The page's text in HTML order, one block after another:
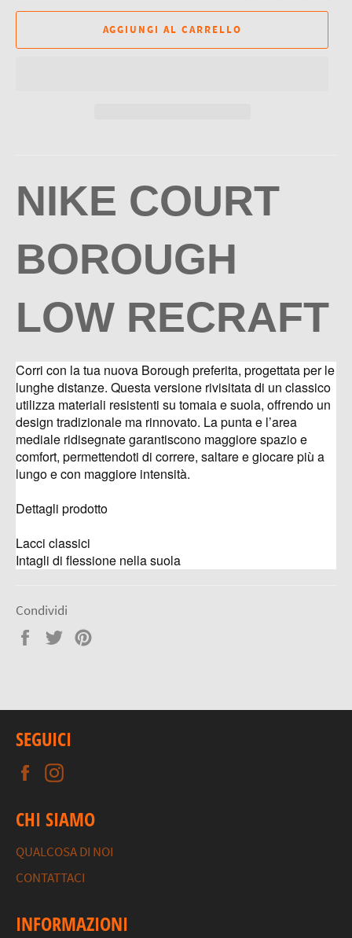
AGGIUNGI AL CARRELLO
NIKE COURT
BOROUGH
LOW RECRAFT
Corri con la tua nuova Borough preferita, progettata per le
lunghe distanze. Questa versione rivisitata di un classico
utilizza materiali resistenti su tomaia e suola, offrendo un
design tradizionale ma rinnovato. La punta e l’area
mediale ridisegnate garantiscono maggiore spazio e
comfort, permettendoti di correre, saltare e giocare più a
lungo e con maggiore intensità.
Dettagli prodotto
Lacci classici
Intagli di flessione nella suola
Condividi
Condividi
Twitta
SEGUICI
Facebook
CHI SIAMO
QUALCOSA DI NOI
CONTATTACI
INFORMAZIONI